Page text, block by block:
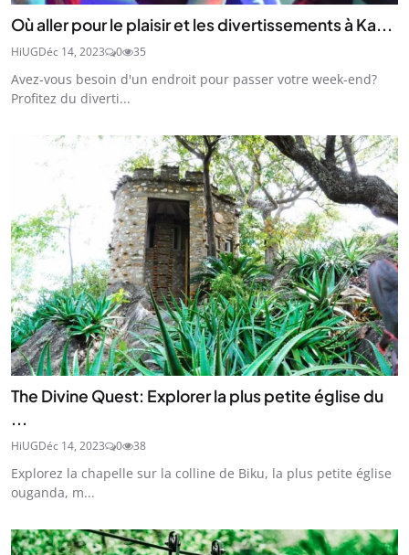
Où aller pour le plaisir et les divertissements à Ka...
HiUGDéc 14, 2023 0 35
Avez-vous besoin d'un endroit pour passer votre week-end?
Profitez du diverti...
The Divine Quest: Explorer la plus petite église du
...
HiUGDéc 14, 2023 0 38
Explorez la chapelle sur la colline de Biku, la plus petite église
ouganda, m...